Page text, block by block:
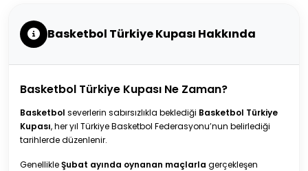
Basketbol Türkiye Kupası Hakkında
Basketbol Türkiye Kupası Ne Zaman?
Basketbol severlerin sabırsızlıkla beklediği Basketbol Türkiye
Kupası, her yıl Türkiye Basketbol Federasyonu’nun belirlediği
tarihlerde düzenlenir.
GenellikleŞubat ayında oynanan maçlarla gerçekleşen